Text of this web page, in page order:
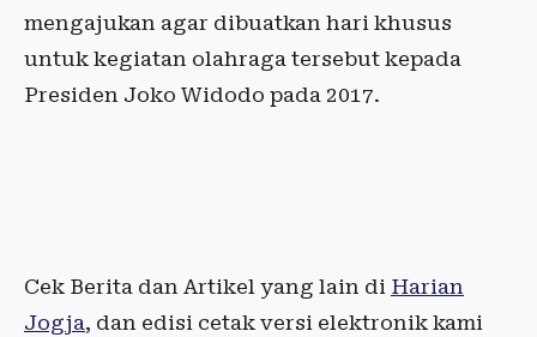
mengajukan agar dibuatkan hari khusus
untuk kegiatan olahraga tersebut kepada
Presiden Joko Widodo pada 2017.
Cek Berita dan Artikel yang lain di Harian
Jogja, dan edisi cetak versi elektronik kami